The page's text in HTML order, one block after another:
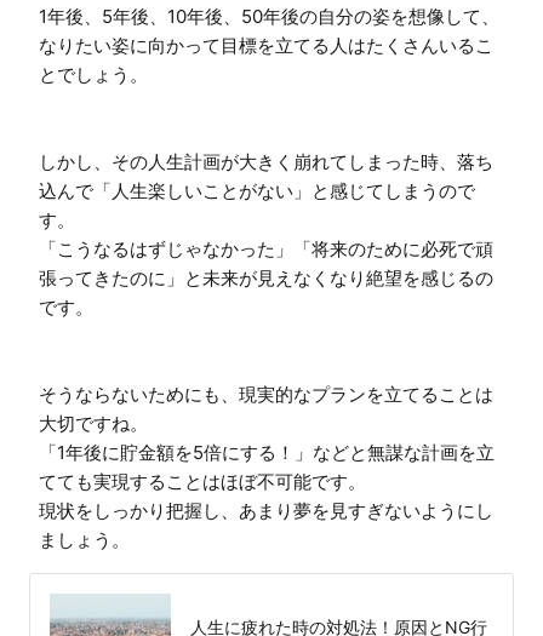
1年後、5年後、10年後、50年後の自分の姿を想像して、
なりたい姿に向かって目標を立てる人はたくさんいるこ
とでしょう。
しかし、その人生計画が大きく崩れてしまった時、落ち
込んで「人生楽しいことがない」と感じてしまうので
す。
「こうなるはずじゃなかった」「将来のために必死で頑
張ってきたのに」と未来が見えなくなり絶望を感じるの
です。
そうならないためにも、現実的なプランを立てることは
大切ですね。
「1年後に貯金額を5倍にする！」などと無謀な計画を立
てても実現することはほぼ不可能です。
現状をしっかり把握し、あまり夢を見すぎないようにし
ましょう。
人生に疲れた時の対処法！原因とNG行